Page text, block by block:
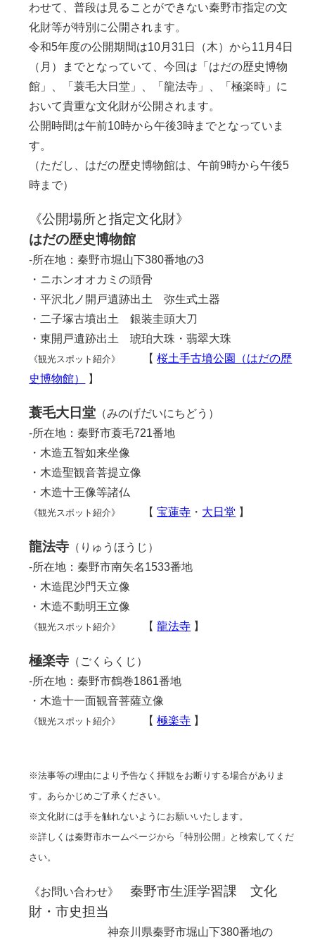
わせて、普段は見ることができない秦野市指定の文
化財等が特別に公開されます。
令和5年度の公開期間は10月31日（木）から11月4日
（月）までとなっていて、今回は「はだの歴史博物
館」、「蓑毛大日堂」、「龍法寺」、「極楽時」に
おいて貴重な文化財が公開されます。
公開時間は午前10時から午後3時までとなっていま
す。
（ただし、はだの歴史博物館は、午前9時から午後5
時まで）
《公開場所と指定文化財》
はだの歴史博物館
-所在地：秦野市堀山下380番地の3
・ニホンオオカミの頭骨
・平沢北ノ開戸遺跡出土 弥生式土器
・二子塚古墳出土 銀装圭頭大刀
・東開戸遺跡出土 琥珀大珠・翡翠大珠
《観光スポット紹介》 【桜土手古墳公園（はだの歴
史博物館）
】
蓑毛大日堂 （みのげだいにちどう）
-所在地：秦野市蓑毛721番地
・木造五智如来坐像
・木造聖観音菩提立像
・木造十王像等諸仏
《観光スポット紹介》 【宝蓮寺 ・ 大日堂 】
龍法寺 （りゅうほうじ）
-所在地：秦野市南矢名1533番地
・木造毘沙門天立像
・木造不動明王立像
《観光スポット紹介》 【龍法寺 】
極楽寺 （ごくらくじ）
-所在地：秦野市鶴巻1861番地
・木造十一面観音菩薩立像
《観光スポット紹介》 【極楽寺 】
※法事等の理由により予告なく拝観をお断りする場合がありま
す。あらかじめご了承ください。
※文化財には手を触れないようにお願いいたします。
※詳しくは秦野市ホームページから「特別公開」と検索してくだ
さい。
《お問い合わせ》 秦野市生涯学習課 文化
財・市史担当
神奈川県秦野市堀山下380番地の